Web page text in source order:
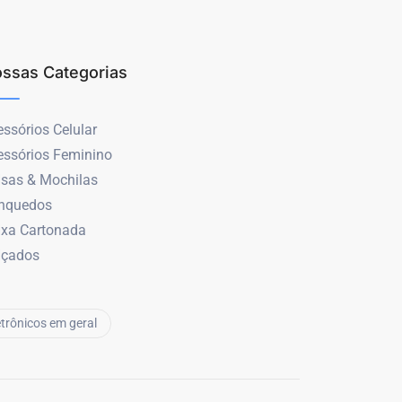
Categorias
Celular
Feminino
& Mochilas
Cartonada
em geral